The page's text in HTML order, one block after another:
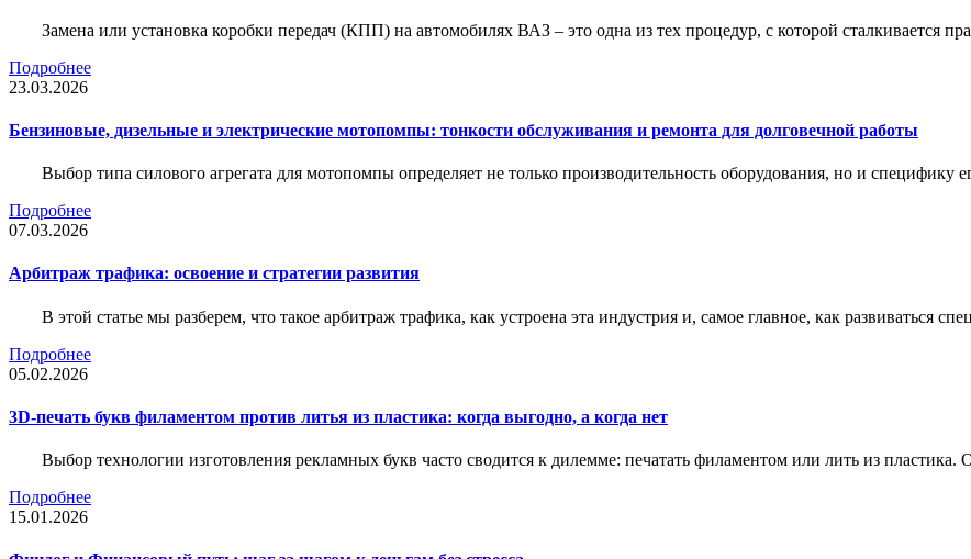
Замена или установка коробки передач (КПП) на автомобилях ВАЗ – это одна из тех процедур, с которой сталкивается
Подробнее
23.03.2026
Бензиновые, дизельные и электрические мотопомпы: тонкости обслуживания и ремонта для долговечной работы
Выбор типа силового агрегата для мотопомпы определяет не только производительность оборудования, но и специфику
Подробнее
07.03.2026
Арбитраж трафика: освоение и стратегии развития
В этой статье мы разберем, что такое арбитраж трафика, как устроена эта индустрия и, самое главное, как развиваться
Подробнее
05.02.2026
3D-печать букв филаментом против литья из пластика: когда выгодно, а когда нет
Выбор технологии изготовления рекламных букв часто сводится к дилемме: печатать филаментом или лить из пластика.
Подробнее
15.01.2026